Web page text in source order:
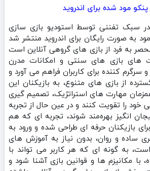
مود شده برای اندروید
سبک تفننی توسط استودیو بازی سازی
به صورت رایگان برای اندروید منتشر شد
به‌ فرد از بازی‌ های گروهی آنلاین است
های بازی‌ های سنتی و امکانات مدرن
سرگرم‌ کننده برای کاربران فراهم می‌ آورد و
از بازی‌ های متنوع، به بازیکنان این
مهارت‌ های استراتژیک، تصمیم‌ گیری
خود را تقویت کنند و در عین حال از تجربه‌
انگیز بهره‌مند شوند، تجربه‌ ای که هم
بازیکنان حرفه‌ ای طراحی شده و ورود به
ساده و روان، بدون نیاز به آموزش‌ های
به گونه‌ ای که هر کاربر می‌ تواند با
با مکانیزم‌ ها و قوانین بازی آشنا شود و